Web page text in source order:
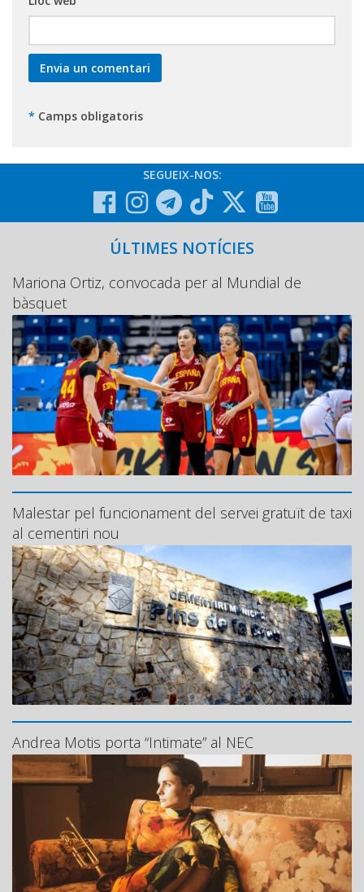
* Camps obligatoris
SEGUEIX-NOS:
ÚLTIMES NOTÍCIES
Mariona Ortiz, convocada per al Mundial de
bàsquet
Malestar pel funcionament del servei gratuït de taxi
al cementiri nou
Andrea Motis porta “Intimate” al NEC